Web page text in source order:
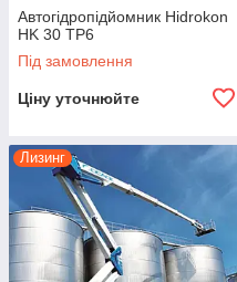
Автогідропідйомник Hidrokon
HK 30 TP6
Під замовлення
Ціну уточнюйте
Лизинг